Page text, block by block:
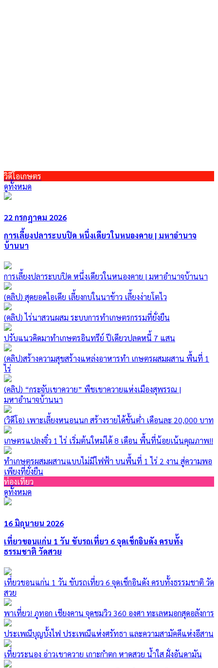
วิดีโอเกษตร
ดูทั้งหมด
22 กรกฎาคม 2026
การเลี้ยงปลาระบบปิด หนึ่งเดียวในหนองคาย | มหาอำนาจ
บ้านนา
การเลี้ยงปลาระบบปิด หนึ่งเดียวในหนองคาย | มหาอำนาจบ้านนา
(คลิป) สุดยอดไอเดีย เลี้ยงกบในนาข้าว เลี้ยงง่ายโตไว
(คลิป) ไร่นาสวนผสม ระบบการทำเกษตรกรรมที่ยั่งยืน
ปรับแนวคิดมาทำเกษตรอินทรีย์ ปีเดียวปลดหนี้ 7 แสน
(คลิป)สร้างความสุขสร้างแหล่งอาหารทำ เกษตรผสมผสาน พื้นที่ 1
ไร่
(คลิป) “กระจับเขาควาย” พืชเขาควายแห่งเมืองสุพรรณ |
มหาอำนาจบ้านนา
(วิดีโอ) เพาะเลี้ยงหนอนนก สร้างรายได้ขั้นต่ำ เดือนละ 20,000 บาท
เกษตรแปลงจิ๋ว 1 ไร่ เริ่มต้นใหม่ได้ 8 เดือน พื้นที่น้อยเน้นคุณภาพ!!
ทำเกษตรผสมผสานแบบไม่มีไฟฟ้า บนพื้นที่ 1 ไร่ 2 งาน สู่ความพอ
เพียงที่ยั่งยืน
ท่องเที่ยว
ดูทั้งหมด
16 มิถุนายน 2026
เที่ยวขอนแก่น 1 วัน ขับรถเที่ยว 6 จุดเช็กอินดัง ครบทั้ง
ธรรมชาติ วัดสวย
เที่ยวขอนแก่น 1 วัน ขับรถเที่ยว 6 จุดเช็กอินดัง ครบทั้งธรรมชาติ วัด
สวย
พาเที่ยว! ภูทอก เชียงคาน จุดชมวิว 360 องศา ทะเลหมอกสุดอลังการ
ประเพณีบุญบั้งไฟ ประเพณีแห่งศรัทธา และความสามัคคีแห่งอีสาน
เที่ยวระนอง อ่าวเขาควาย เกาะกำตก หาดสวย น้ำใส ฝั่งอันดามัน